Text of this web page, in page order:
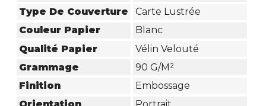
Type De Couverture
Carte Lustrée
Couleur Papier
Blanc
Qualité Papier
Vélin Velouté
Grammage
90 G/m²
Finition
Embossage